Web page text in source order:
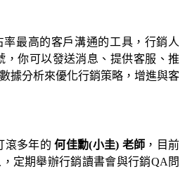
最高的客戶溝通的工具，行銷人
，你可以發送消息、提供客服、推
據分析來優化行銷策略，增進與客
滾多年的何佳勳(小圭) 老師 ，目前
，定期舉辦行銷讀書會與行銷QA問